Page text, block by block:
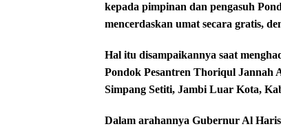
kepada pimpinan dan pengasuh
mencerdaskan umat secara gratis,
Hal itu disampaikannya saat
Pondok Pesantren Thoriqul Jannah
Simpang Setiti, Jambi Luar Kota,
Dalam arahannya Gubernur Al